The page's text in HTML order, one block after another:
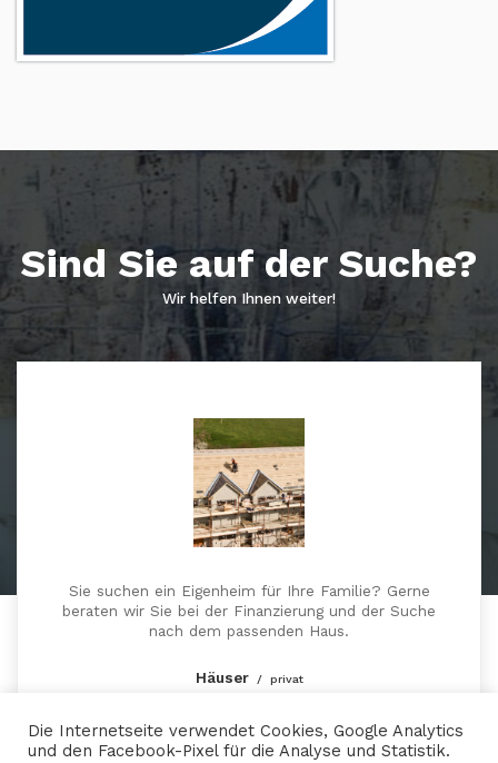
Sind Sie auf der Suche?
Wir helfen Ihnen weiter!
Sie suchen ein Eigenheim für Ihre Familie? Gerne
beraten wir Sie bei der Finanzierung und der Suche
nach dem passenden Haus.
Häuser privat
Die Internetseite verwendet Cookies, Google Analytics
und den Facebook-Pixel für die Analyse und Statistik.